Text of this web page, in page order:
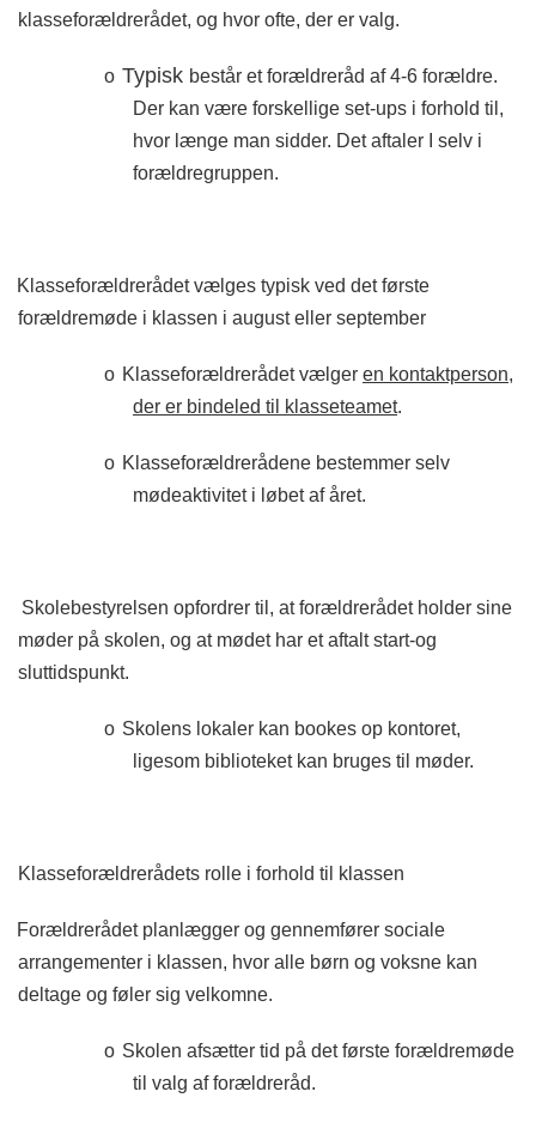
klasseforældrerådet, og hvor ofte, der er valg.
o Typisk består et forældreråd af 4-6 forældre.
Der kan være forskellige set-ups i forhold til,
hvor længe man sidder. Det aftaler I selv i
forældregruppen.
Klasseforældrerådet vælges typisk ved det første
forældremøde i klassen i august eller september
o Klasseforældrerådet vælger en kontaktperson,
der er bindeled til klasseteamet.
o Klasseforældrerådene bestemmer selv
mødeaktivitet i løbet af året.
Skolebestyrelsen opfordrer til, at forældrerådet holder sine
møder på skolen, og at mødet har et aftalt start-og
sluttidspunkt.
o Skolens lokaler kan bookes op kontoret,
ligesom biblioteket kan bruges til møder.
Klasseforældrerådets rolle i forhold til klassen
Forældrerådet planlægger og gennemfører sociale
arrangementer i klassen, hvor alle børn og voksne kan
deltage og føler sig velkomne.
o Skolen afsætter tid på det første forældremøde
til valg af forældreråd.